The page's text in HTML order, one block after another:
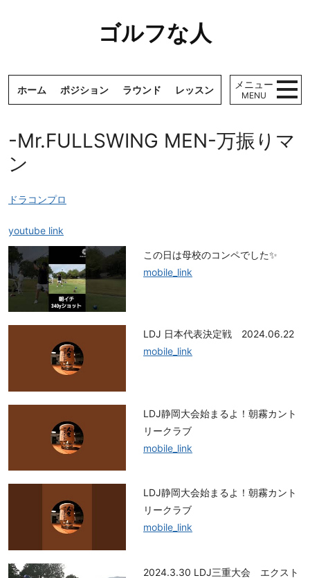
好
き
そ
て
ま
く
な
り
た
Y
o
イ
ト
ゴルフな人
ホーム ポジション ラウンド レッスン ギア メディア
メニュー
MENU
ツアープロ
レッスンプロ
トップアマチュア
アマチュア
ドラコンプロ
芸能人
プロラウンド
エンジョイラウンド
プロレッスン
-Mr.FULLSWING MEN-万振りマ
ン
ドラコンプロ
youtube link
この日は母校のコンペでした✨
mobile_link
LDJ 日本代表決定戦 2024.06.22
mobile_link
LDJ静岡大会始まるよ！朝霧カント
リークラブ
mobile_link
LDJ静岡大会始まるよ！朝霧カント
リークラブ
mobile_link
2024.3.30 LDJ三重大会 エクスト